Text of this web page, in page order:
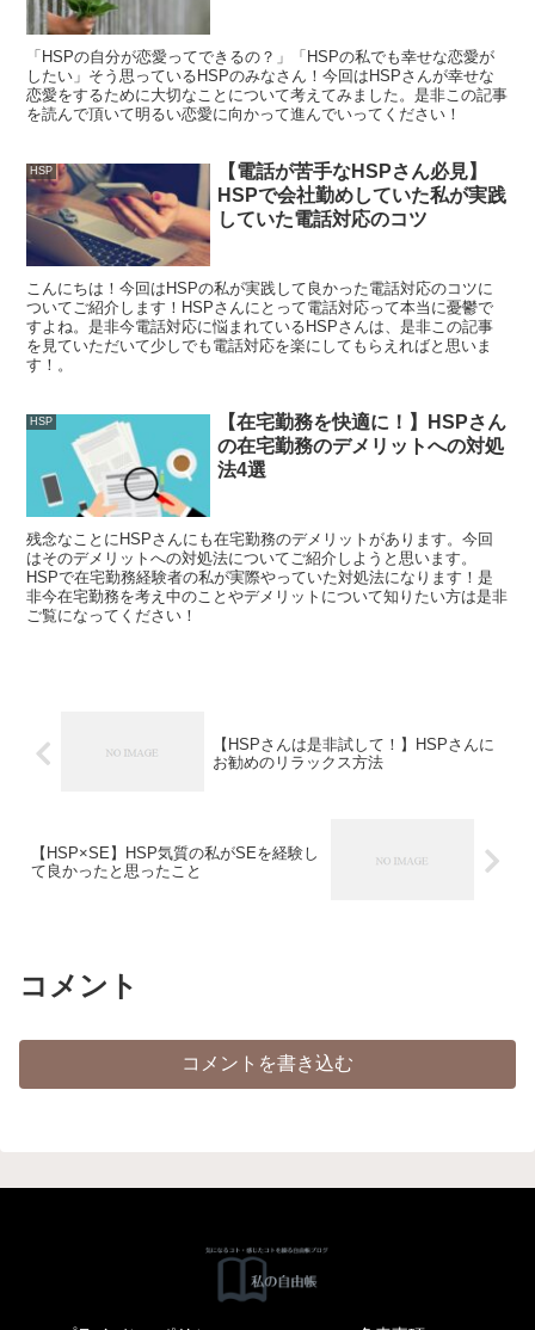
「HSPの自分が恋愛ってできるの？」「HSPの私でも幸せな恋愛が
したい」そう思っているHSPのみなさん！今回はHSPさんが幸せな
恋愛をするために大切なことについて考えてみました。是非この記事
を読んで頂いて明るい恋愛に向かって進んでいってください！
HSP
【電話が苦手なHSPさん必見】
HSPで会社勤めしていた私が実践
していた電話対応のコツ
こんにちは！今回はHSPの私が実践して良かった電話対応のコツに
ついてご紹介します！HSPさんにとって電話対応って本当に憂鬱で
すよね。是非今電話対応に悩まれているHSPさんは、是非この記事
を見ていただいて少しでも電話対応を楽にしてもらえればと思いま
す！。
HSP
【在宅勤務を快適に！】HSPさん
の在宅勤務のデメリットへの対処
法4選
残念なことにHSPさんにも在宅勤務のデメリットがあります。今回
はそのデメリットへの対処法についてご紹介しようと思います。
HSPで在宅勤務経験者の私が実際やっていた対処法になります！是
非今在宅勤務を考え中のことやデメリットについて知りたい方は是非
ご覧になってください！
【HSPさんは是非試して！】HSPさんに
お勧めのリラックス方法
【HSP×SE】HSP気質の私がSEを経験し
て良かったと思ったこと
コメント
コメントを書き込む